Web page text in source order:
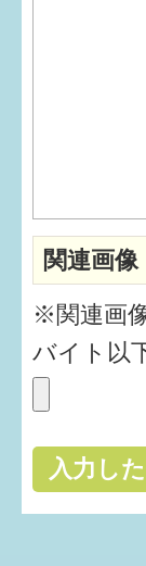
関連画像
※関連画
バイト以
子育てマ
イベント
なるほど
メールマ
はぐくむ
みんなの